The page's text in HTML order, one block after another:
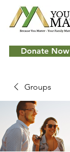
Donate Now
Groups